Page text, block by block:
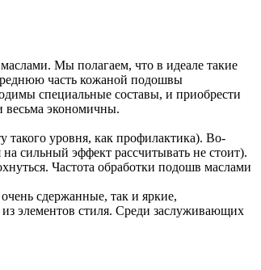
Мы полагаем, что в идеале такие
часть кожаной подошвы
специальные составы, и приобрести
весьма экономичны.
такого уровня, как профилактика). Во-
сильный эффект рассчитывать не стоит).
Частота обработки подошв маслами
сдержанные, так и яркие,
элементов стиля. Среди заслуживающих